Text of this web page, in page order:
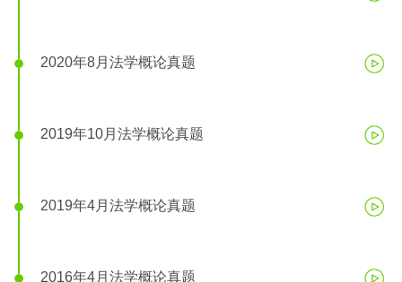
2022年10月法学概论真题
2020年8月法学概论真题
2019年10月法学概论真题
2019年4月法学概论真题
2016年4月法学概论真题